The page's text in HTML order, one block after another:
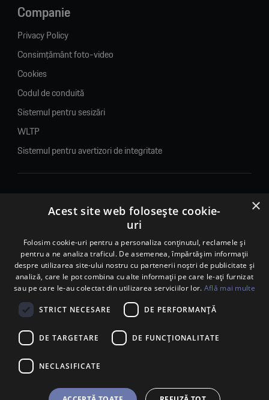
Companie
Privacy Policy
Consimțământ foto-video
Cookies
Codul de conduită
Sistemul pentru sesizări
WLTP
Sistemul pentru avertizori de integritate
© 2026. Porsche Inter Auto Romania. Toate drepturile rezervate.
Porsche Inter Auto Romania SRL
RO22188461 J2007002067233
B-dul Pipera, nr. 2, Sala 1, Etaj 2, Voluntari, jud.Ilfov - sediu
social
B-dul Pipera, nr. 1/X, Centrul Porsche București – PCB,
Voluntari, jud. Ilfov – punct de lucru
Calea Lugojului, nr. 136, loc. Ghiroda, jud. Timiș – punct de
×
Acest site web folosește cookie-
uri
Folosim cookie-uri pentru a personaliza conținutul, reclamele și
pentru a ne analiza traficul. De asemenea, împărtășim informații
despre utilizarea site-ului nostru cu partenerii noștri de publicitate și
analiză, care le pot combina cu alte informații pe care le-ați furnizat
sau pe care le-au colectat din utilizarea serviciilor lor. Află mai multe
STRICT NECESARE DE PERFORMANȚĂ
DE TARGETARE DE FUNCŢIONALITATE
NECLASIFICATE